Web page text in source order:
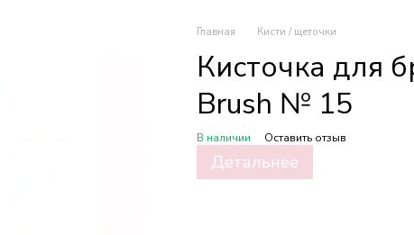
Главная Кисти / щеточки
Кисточка для
Brush № 15
В наличии Оставить отзыв
Детальнее